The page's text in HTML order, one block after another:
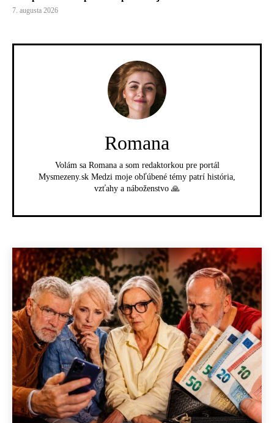
7. augusta 2026
Romana
Volám sa Romana a som redaktorkou pre portál
Mysmezeny.sk Medzi moje obľúbené témy patrí história,
vzťahy a náboženstvo 🙏